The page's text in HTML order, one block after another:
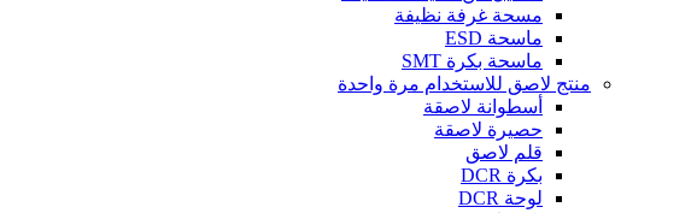
مسحة غرفة نظيفة
ماسحة ESD
ماسحة بكرة SMT
منتج لاصق للاستخدام مرة واحدة
أسطوانة لاصقة
حصيرة لاصقة
قلم لاصق
بكرة DCR
لوحة DCR